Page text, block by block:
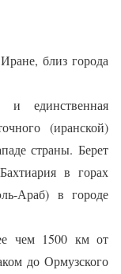
близ города
единственная
(иранской)
страны. Берет
в горах
Араб) в городе
чем 1500 км от
до Ормузского